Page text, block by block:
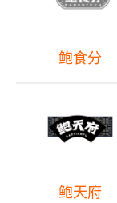
鲍食分
鲍天府